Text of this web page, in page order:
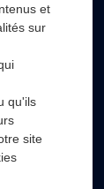
et
sur
qu'ils
site